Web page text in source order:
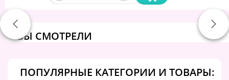
ВЫ СМОТРЕЛИ
ПОПУЛЯРНЫЕ КАТЕГОРИИ И ТОВАРЫ: